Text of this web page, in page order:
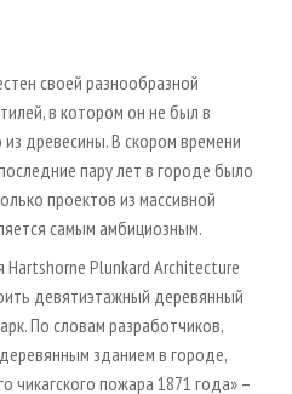
ПЛИТ
своей разнообразной
в котором он не был в
древесины. В скором времени
пару лет в городе было
проектов из массивной
самым амбициозным.
Hartshorne Plunkard Architecture
девятиэтажный деревянный
По словам разработчиков,
зданием в городе,
чикагского пожара 1871 года» –